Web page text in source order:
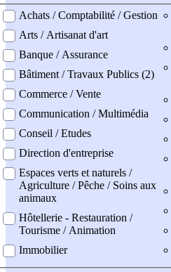
professionel
Achats / Comptabilité / Gestion
Arts / Artisanat d'art
Banque / Assurance
Bâtiment / Travaux Publics (2)
Commerce / Vente
Communication / Multimédia
Conseil / Etudes
Direction d'entreprise
Espaces verts et naturels /
Agriculture / Pêche / Soins aux
animaux
Hôtellerie - Restauration /
Tourisme / Animation
Immobilier